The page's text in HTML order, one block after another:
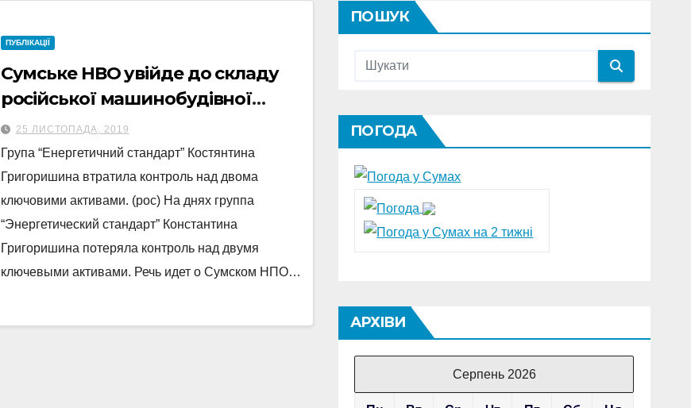
ПУБЛІКАЦІЇ
Сумське НВО увійде до складу
російської машинобудівної
групи “ГМС”?
25 ЛИСТОПАДА, 2019
Група “Енергетичний стандарт” Костянтина
Григоришина втратила контроль над двома
ключовими активами. (рос) На днях группа
“Энергетический стандарт” Константина
Григоришина потеряла контроль над двумя
ключевыми активами. Речь идет о Сумском НПО…
ПОШУК
ПОГОДА
АРХІВИ
Серпень 2026